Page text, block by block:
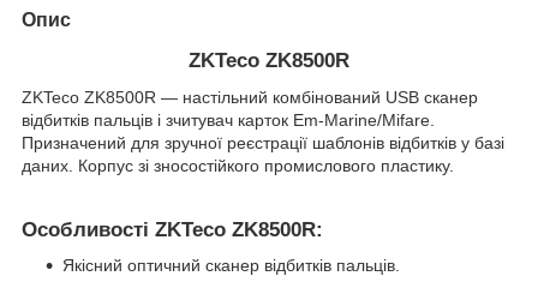
Опис
ZKTeco ZK8500R
ZKTeco ZK8500R — настільний комбінований USB сканер
відбитків пальців і зчитувач карток Em-Marine/Mifare.
Призначений для зручної реєстрації шаблонів відбитків у базі
даних. Корпус зі зносостійкого промислового пластику.
Особливості ZKTeco ZK8500R:
Якісний оптичний сканер відбитків пальців.